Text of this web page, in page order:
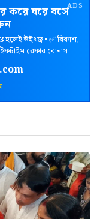
ADS
করে ঘরে বসে
হলেই উইথড্র • ✅ বিকাশ,
রেফার বোনাস